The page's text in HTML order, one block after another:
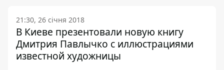
21:30, 26 січня 2018
В Киеве презентовали новую книгу
Дмитрия Павлычко с иллюстрациями
известной художницы